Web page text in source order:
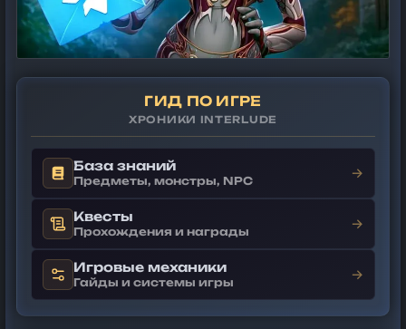
ГИД ПО ИГРЕ
ХРОНИКИ INTERLUDE
База знаний
Предметы, монстры, NPC →
Квесты
Прохождения и награды →
Игровые механики
Гайды и системы игры →